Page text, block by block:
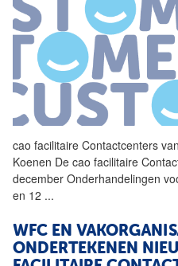
cao facilitaire Contactcenters
Koenen De cao facilitaire
december Onderhandelingen
en 12 ...
WFC EN
ONDERTEKENEN